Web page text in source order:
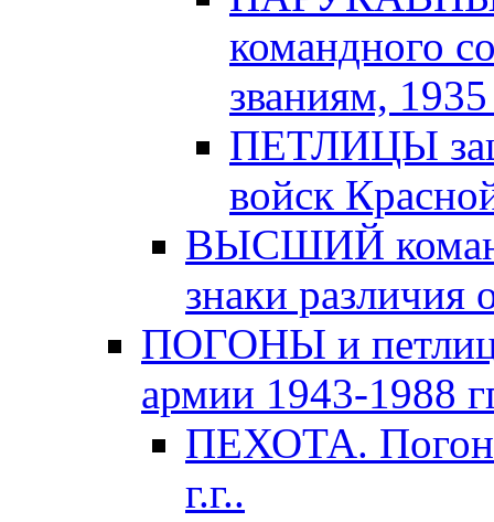
командного
званиям,
ПЕТЛИЦЫ
войск
ВЫСШИЙ
знаки различия
ПОГОНЫ и
армии 1943-1988
ПЕХОТА.
г.г..